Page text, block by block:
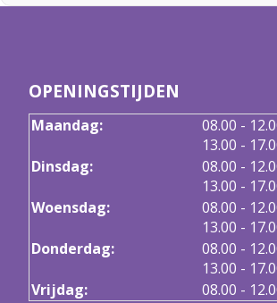
OPENINGSTIJDEN
Maandag: 08.00 tot
-
13.00 tot
-
Dinsdag:
08.00 tot
-
13.00 tot
-
Woensdag:
08.00 tot
-
13.00 tot
-
Donderdag:
08.00 tot
-
13.00 tot
-
Vrijdag:
08.00 -